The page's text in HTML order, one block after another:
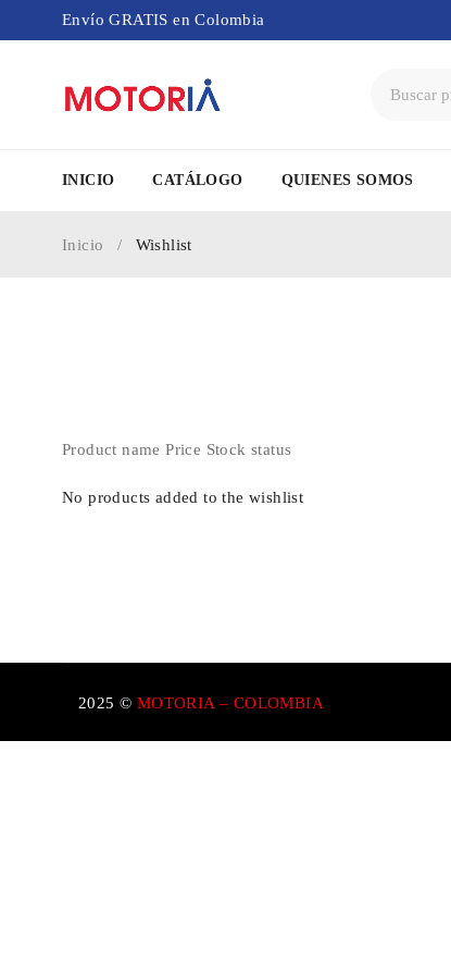
Envío GRATIS en Colombia
INICIO CATÁLOGO QUIENES SOMOS
Inicio / Wishlist
Product name Price Stock status
No products added to the wishlist
2025 © MOTORIA – COLOMBIA